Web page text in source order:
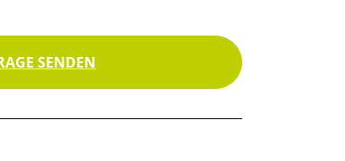
SENDEN